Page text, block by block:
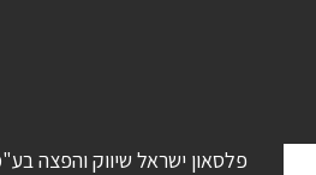
פלסאון ישראל שיווק והפצה